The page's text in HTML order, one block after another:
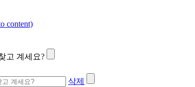
content)
고 계세요?
삭제